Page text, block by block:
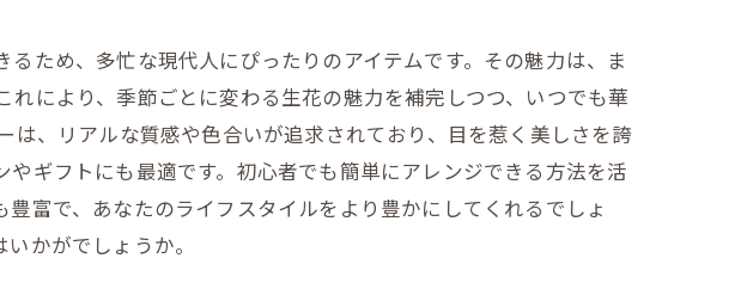
ため、多忙な現代人にぴったりのアイテムです。その魅力は、ま
により、季節ごとに変わる生花の魅力を補完しつつ、いつでも華
、リアルな質感や色合いが追求されており、目を惹く美しさを誇
ギフトにも最適です。初心者でも簡単にアレンジできる方法を活
富で、あなたのライフスタイルをより豊かにしてくれるでしょ
かがでしょうか。